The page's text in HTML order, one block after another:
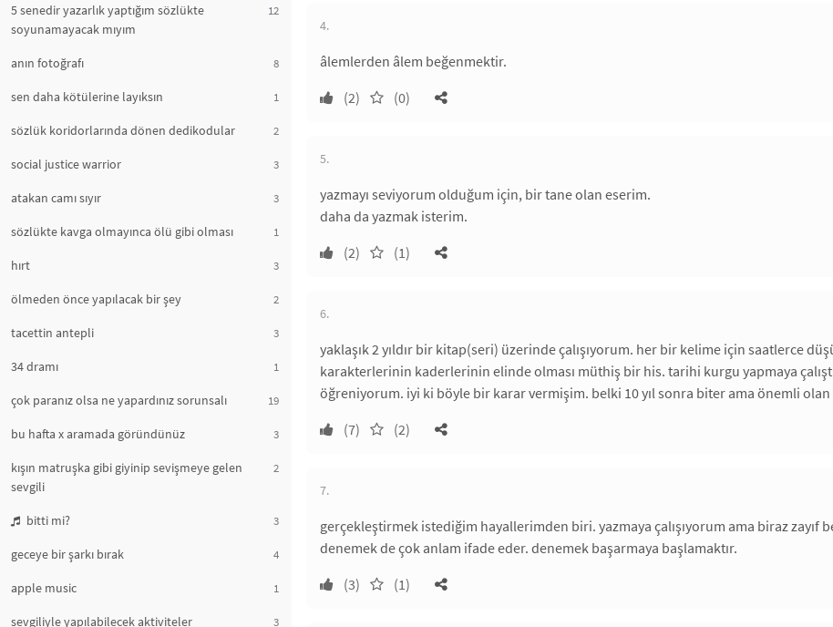
5 senedir yazarlık yaptığım sözlükte
soyunamayacak mıyım
12
anın fotoğrafı 8
sen daha kötülerine layıksın 1
sözlük koridorlarında dönen dedikodular 2
social justice warrior 3
atakan camı sıyır 3
sözlükte kavga olmayınca ölü gibi olması 1
hırt 3
ölmeden önce yapılacak bir şey 2
tacettin antepli 3
34 dramı 1
çok paranız olsa ne yapardınız sorunsalı 19
bu hafta x aramada göründünüz 3
kışın matruşka gibi giyinip sevişmeye gelen
sevgili
2
bitti mi? 3
geceye bir şarkı bırak 4
apple music 1
sevgiliyle yapılabilecek aktiviteler 3
4.
âlemlerden âlem beğenmektir.
(2)
(0)
5.
yazmayı seviyorum olduğum için, bir tane olan eserim.
daha da yazmak isterim.
(2)
(1)
6.
yaklaşık 2 yıldır bir kitap(seri) üzerinde çalışıyorum. her bir kelime için saatlerce
karakterlerinin kaderlerinin elinde olması müthiş bir his. tarihi kurgu yapmaya
öğreniyorum. iyi ki böyle bir karar vermişim. belki 10 yıl sonra biter ama önemli
(7)
(2)
7.
gerçekleştirmek istediğim hayallerimden biri. yazmaya çalışıyorum ama biraz zayıf
denemek de çok anlam ifade eder. denemek başarmaya başlamaktır.
(3)
(1)